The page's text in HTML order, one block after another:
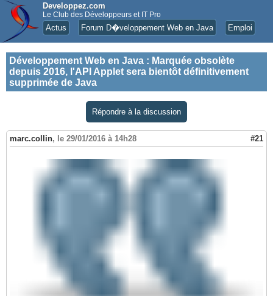
Developpez.com
Le Club des Développeurs et IT Pro
Actus Forum D�veloppement Web en Java Emploi
Développement Web en Java : Marquée obsolète
depuis 2016, l'API Applet sera bientôt définitivement
supprimée de Java
Répondre à la discussion
marc.collin, le 29/01/2016 à 14h28 #21